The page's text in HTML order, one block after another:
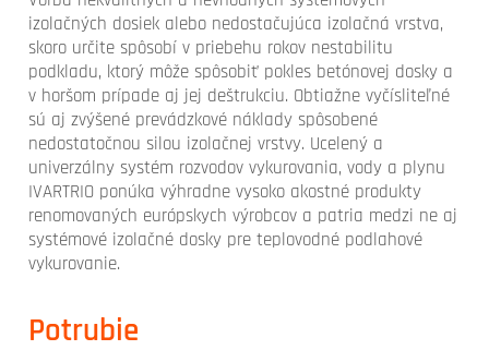
izolačných dosiek alebo nedostačujúca izolačná vrstva,
skoro určite spôsobí v priebehu rokov nestabilitu
podkladu, ktorý môže spôsobiť pokles betónovej dosky a
v horšom prípade aj jej deštrukciu. Obtiažne vyčísliteľné
sú aj zvýšené prevádzkové náklady spôsobené
nedostatočnou silou izolačnej vrstvy. Ucelený a
univerzálny systém rozvodov vykurovania, vody a plynu
IVARTRIO ponúka výhradne vysoko akostné produkty
renomovaných európskych výrobcov a patria medzi ne aj
systémové izolačné dosky pre teplovodné podlahové
vykurovanie.
Potrubie